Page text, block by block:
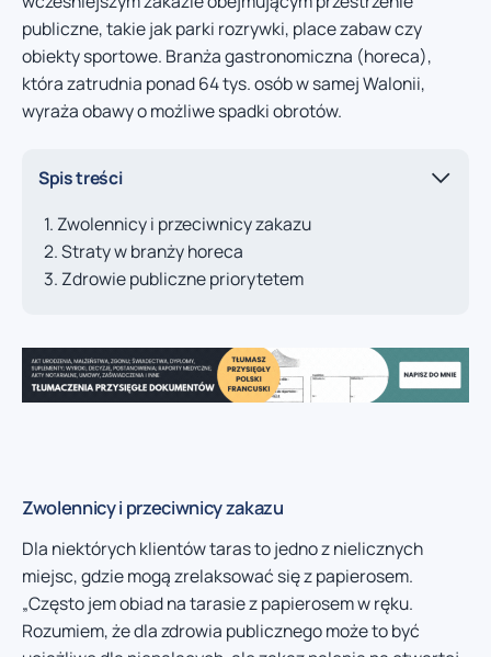
publiczne, takie jak parki rozrywki, place zabaw czy
obiekty sportowe. Branża gastronomiczna (horeca),
która zatrudnia ponad 64 tys. osób w samej Walonii,
wyraża obawy o możliwe spadki obrotów.
Spis treści
Zwolennicy i przeciwnicy zakazu
Straty w branży horeca
Zdrowie publiczne priorytetem
Zwolennicy i przeciwnicy zakazu
Dla niektórych klientów taras to jedno z nielicznych
miejsc, gdzie mogą zrelaksować się z papierosem.
„Często jem obiad na tarasie z papierosem w ręku.
Rozumiem, że dla zdrowia publicznego może to być